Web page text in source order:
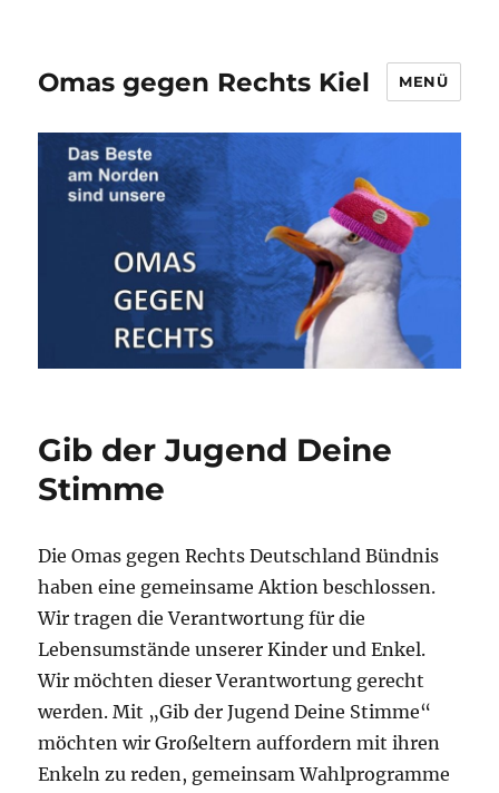
Omas gegen Rechts Kiel MENÜ
Gib der Jugend Deine
Stimme
Die Omas gegen Rechts Deutschland Bündnis
haben eine gemeinsame Aktion beschlossen.
Wir tragen die Verantwortung für die
Lebensumstände unserer Kinder und Enkel.
Wir möchten dieser Verantwortung gerecht
werden. Mit „Gib der Jugend Deine Stimme“
möchten wir Großeltern auffordern mit ihren
Enkeln zu reden, gemeinsam Wahlprogramme